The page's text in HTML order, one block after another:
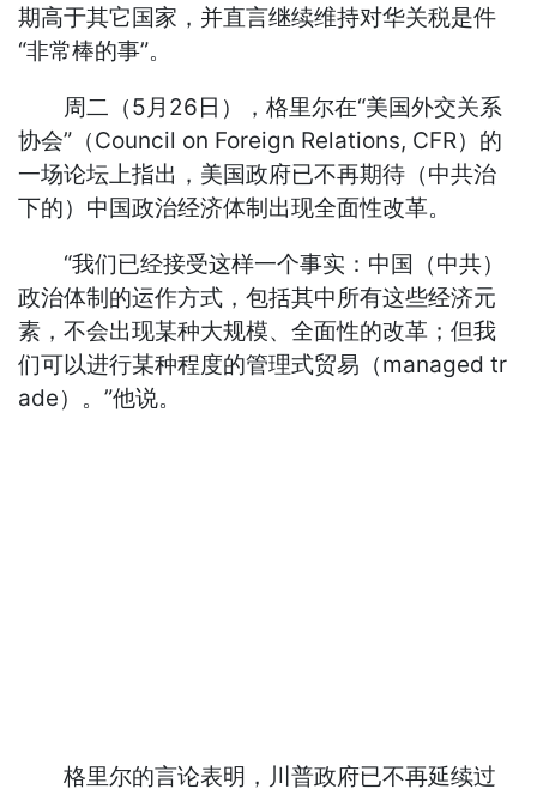
期高于其它国家，并直言继续维持对华关税是件
“非常棒的事”。
周二（5月26日），格里尔在“美国外交关系
协会”（Council on Foreign Relations, CFR）的
一场论坛上指出，美国政府已不再期待（中共治
下的）中国政治经济体制出现全面性改革。
“我们已经接受这样一个事实：中国（中共）
政治体制的运作方式，包括其中所有这些经济元
素，不会出现某种大规模、全面性的改革；但我
们可以进行某种程度的管理式贸易（managed tr
ade）。”他说。
格里尔的言论表明，川普政府已不再延续过